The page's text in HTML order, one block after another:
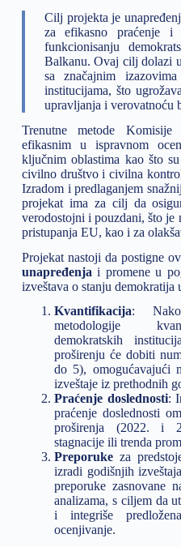
Cilj projekta je
za efikasno praćenje i
funkcionisanju
Balkanu. Ovaj cilj dolazi
sa značajnim
institucijama, što
upravljanja i verovatnoću
Trenutne metode
efikasnim u ispravnom
ključnim oblastima kao što
civilno društvo i civilna
Izradom i predlaganjem
projekat ima za cilj da
verodostojni i pouzdani, što je
pristupanja EU, kao i za
Projekat nastoji da postigne
unapređenja i promene u
izveštava o stanju demokratija
Kvantifikacija:
metodologije
demokratskih
proširenju će dobiti
do 5), omogućavajući
izveštaje iz prethodnih
Praćenje doslednosti:
praćenje doslednosti
proširenja (2022. i
stagnacije ili trenda
Preporukeza
izradi godišnjih
preporuke zasnovane
analizama, s ciljem da
i integriše
ocenjivanje.